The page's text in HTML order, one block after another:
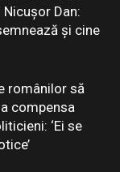
Dan:
și cine
românilor să
compensa
‘Ei se